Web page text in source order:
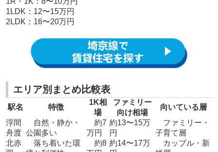
1LDK：12〜15万円
2LDK：16〜20万円
エリア別まとめ比較表
駅名 特徴
1K相
場
ファミリー
向け相場
向いている層
浮間
舟渡
自然・静か・
公園多い
約7
万円
約13〜15万
円
ファミリー・
子育て層
北赤
落ち着いた環
約8 約14〜17万
カップル・新